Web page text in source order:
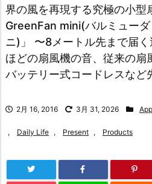
界の風を再現する究極の小型
GreenFan mini(バルミューダ
ニ)」 〜8メートル先まで届
ほどの扇風機の音、従来の扇
バッテリー式コードレスなど
2月 16, 2016 3月 31, 2026
, Daily Life , Present , Products